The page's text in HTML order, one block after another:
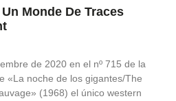
Monde De Traces
de 2020 en el nº 715 de la
«La noche de los gigantes/The
(1968) el único western